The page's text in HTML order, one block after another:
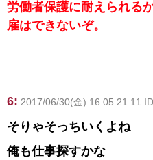
労働者保護に耐えられる
雇はできないぞ。
6: 2017/06/30(金) 16:05:21.11
そりゃそっちいくよね
俺も仕事探すかな